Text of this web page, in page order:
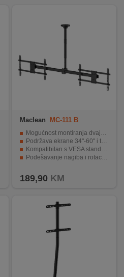
Maclean MC-111 B
Mogućnost montiranja dvaju TV-a simultano
Podržava ekrane 34"-60" i težinu do 40 kg po ekranu
Kompatibilan s VESA standardom do 600 x 400 mm
Podešavanje nagiba i rotacije za optimalan kut gledanja
189,90 KM